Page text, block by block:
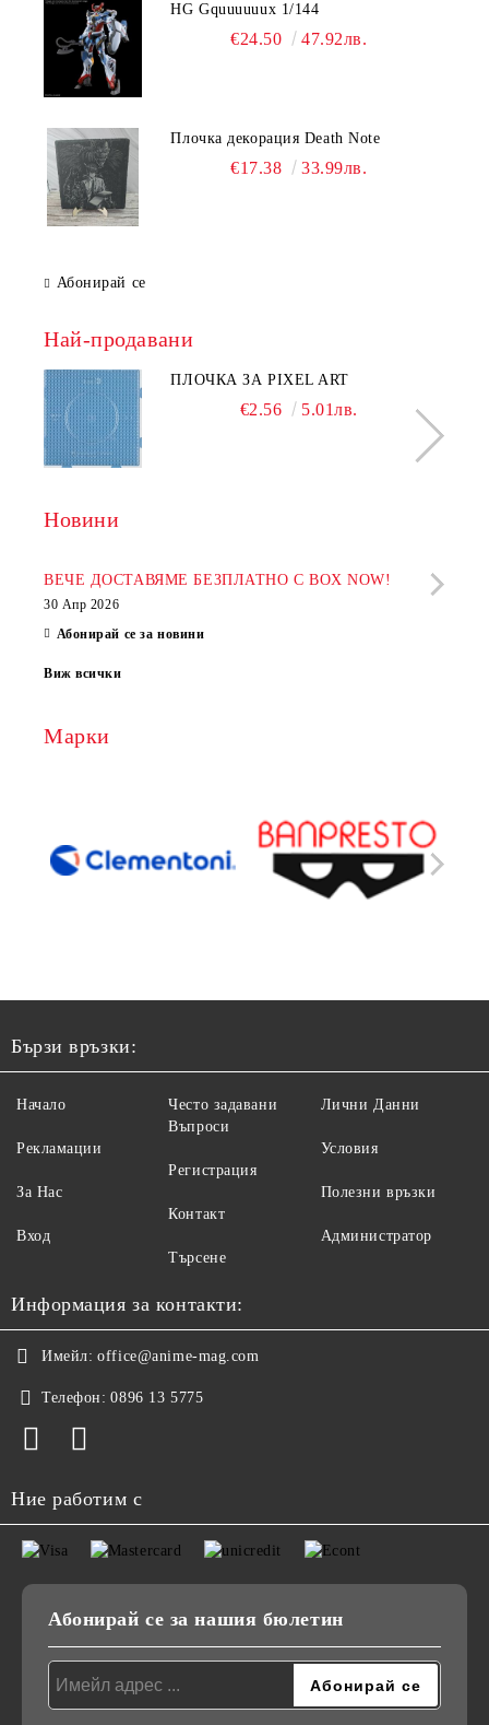
HG Gquuuuuux 1/144
€24.50 47.92лв.
Плочка декорация Death Note
€17.38 33.99лв.
Абонирай се
Най-продавани
ПЛОЧКА ЗА PIXEL ART
€2.56 5.01лв.
Новини
ВЕЧЕ ДОСТАВЯМЕ БЕЗПЛАТНО С BOX NOW!
30 Апр 2026
Абонирай се за новини
Виж всички
Марки
Бързи връзки:
Начало
Рекламации
За Нас
Вход
Често задавани
Въпроси
Регистрация
Контакт
Търсене
Лични Данни
Условия
Полезни връзки
Администратор
Информация за контакти:
Имейл: office@anime-mag.com
Телефон: 0896 13 5775
Ние работим с
Абонирай се за нашия бюлетин